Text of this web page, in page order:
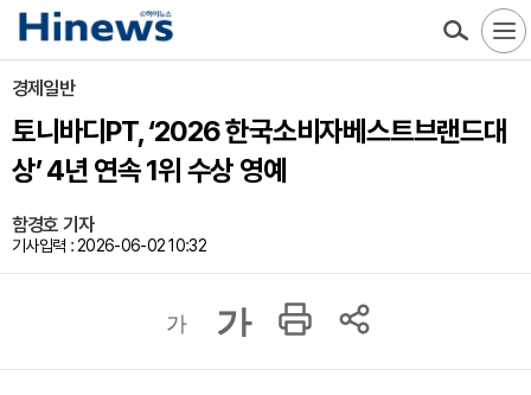
경제일반
토니바디PT, ‘2026 한국소비자베스트브랜드대
상’ 4년 연속 1위 수상 영예
함경호 기자
기사입력 : 2026-06-02 10:32
가 가